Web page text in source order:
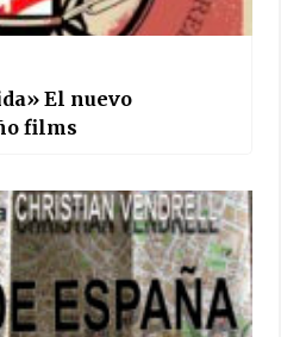
El nuevo
films